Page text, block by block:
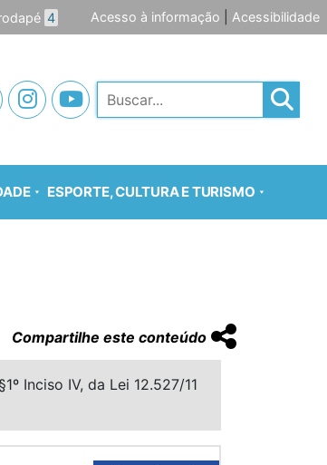
4 Acesso à informação Acessibilidade
Pesquisar
ESPORTE, CULTURA E TURISMO
Compartilhe este conteúdo
Inciso IV, da Lei 12.527/11